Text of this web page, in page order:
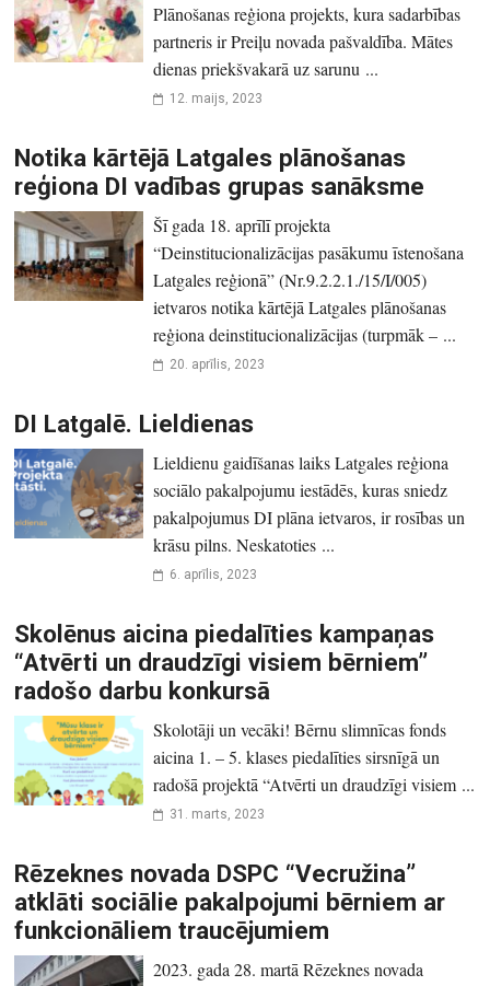
Plānošanas reģiona projekts, kura sadarbības
partneris ir Preiļu novada pašvaldība. Mātes
dienas priekšvakarā uz sarunu ...
12. maijs, 2023
Notika kārtējā Latgales plānošanas
reģiona DI vadības grupas sanāksme
Šī gada 18. aprīlī projekta
“Deinstitucionalizācijas pasākumu īstenošana
Latgales reģionā” (Nr.9.2.2.1./15/I/005)
ietvaros notika kārtējā Latgales plānošanas
reģiona deinstitucionalizācijas (turpmāk – ...
20. aprīlis, 2023
DI Latgalē. Lieldienas
Lieldienu gaidīšanas laiks Latgales reģiona
sociālo pakalpojumu iestādēs, kuras sniedz
pakalpojumus DI plāna ietvaros, ir rosības un
krāsu pilns. Neskatoties ...
6. aprīlis, 2023
Skolēnus aicina piedalīties kampaņas
“Atvērti un draudzīgi visiem bērniem”
radošo darbu konkursā
Skolotāji un vecāki! Bērnu slimnīcas fonds
aicina 1. – 5. klases piedalīties sirsnīgā un
radošā projektā “Atvērti un draudzīgi visiem ...
31. marts, 2023
Rēzeknes novada DSPC “Vecružina”
atklāti sociālie pakalpojumi bērniem ar
funkcionāliem traucējumiem
2023. gada 28. martā Rēzeknes novada